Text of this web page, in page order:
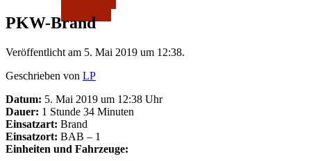
PKW-Brand
Veröffentlicht am 5. Mai 2019 um 12:38.
Geschrieben von LP
Datum: 5. Mai 2019 um 12:38 Uhr
Dauer: 1 Stunde 34 Minuten
Einsatzart: Brand
Einsatzort: BAB – 1
Einheiten und Fahrzeuge: